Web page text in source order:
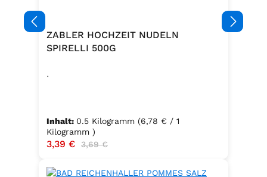
ZABLER HOCHZEIT NUDELN
SPIRELLI 500G
.
Inhalt: 0.5 Kilogramm (6,78 € / 1
Kilogramm )
Verkaufspreis:
3,39 € Regulärer Preis:
3,69 €